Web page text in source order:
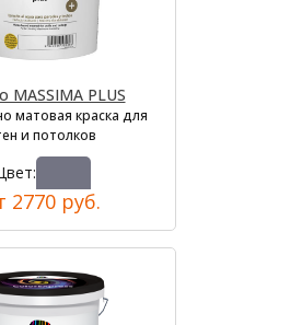
MASSIMA PLUS
матовая краска для
и потолков
2770 руб.